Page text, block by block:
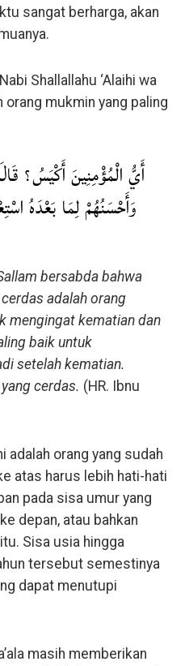
sangat berharga, akan
Shallallahu ‘Alaihi wa
orang mukmin yang paling
أَيُّ الْمُؤْمِنِينَ أَكْيَسُ؟
وَأَحْسَنُهُمْ لِمَا بَعْدَهُ
bersabda bahwa
adalah orang
mengingat kematian dan
baik untuk
setelah kematian.
cerdas. (HR. Ibnu
adalah orang yang sudah
atas harus lebih hati-hati
pada sisa umur yang
depan, atau bahkan
Sisa usia hingga
tersebut semestinya
dapat menutupi
masih memberikan